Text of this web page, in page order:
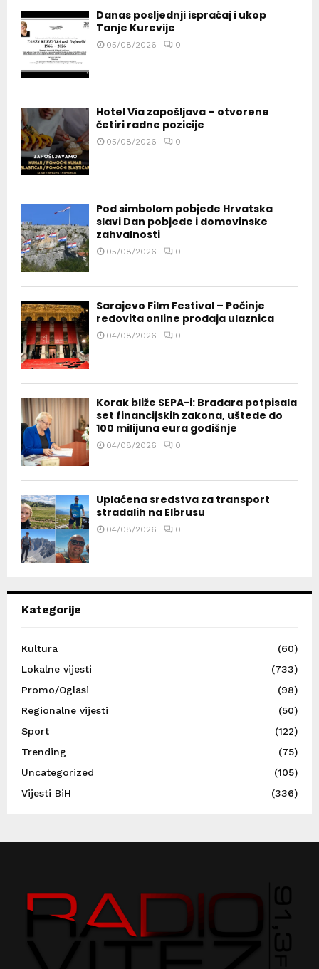
Danas posljednji ispraćaj i ukop
Tanje Kurevije
05/08/2026 0
Hotel Via zapošljava – otvorene
četiri radne pozicije
05/08/2026 0
Pod simbolom pobjede Hrvatska
slavi Dan pobjede i domovinske
zahvalnosti
05/08/2026 0
Sarajevo Film Festival – Počinje
redovita online prodaja ulaznica
04/08/2026 0
Korak bliže SEPA-i: Bradara potpisala
set financijskih zakona, uštede do
100 milijuna eura godišnje
04/08/2026 0
Uplaćena sredstva za transport
stradalih na Elbrusu
04/08/2026 0
Kategorije
Kultura
(60)
Lokalne vijesti
(733)
Promo/Oglasi
(98)
Regionalne vijesti
(50)
Sport
(122)
Trending
(75)
Uncategorized
(105)
Vijesti BiH
(336)